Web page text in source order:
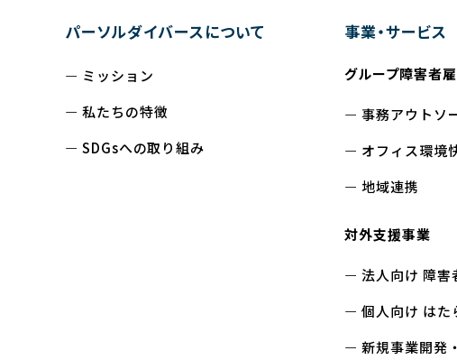
パーソルダイバースについて
ミッション
私たちの特徴
SDGsへの取り組み
事業・サービス
グループ障害者
事務アウトソ
オフィス環境
地域連携
対外支援事業
法人向け 障害
個人向け はた
新規事業開発